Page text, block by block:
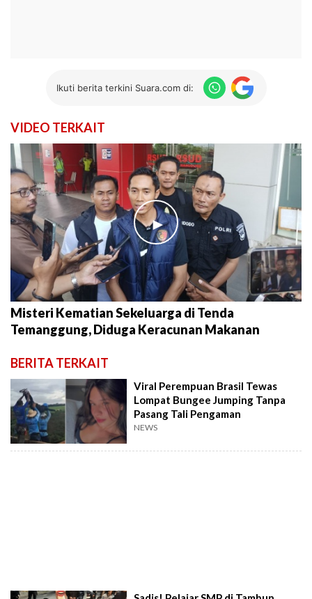
Ikuti berita terkini Suara.com di:
VIDEO TERKAIT
►
Misteri Kematian Sekeluarga di Tenda
Temanggung, Diduga Keracunan Makanan
BERITA TERKAIT
Viral Perempuan Brasil Tewas
Lompat Bungee Jumping Tanpa
Pasang Tali Pengaman
NEWS